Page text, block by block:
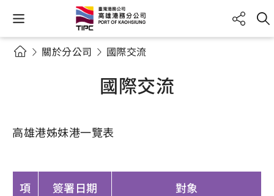
關於分公司 國際交流
國際交流
高雄港姊妹港一覽表
項
簽署日期 對象